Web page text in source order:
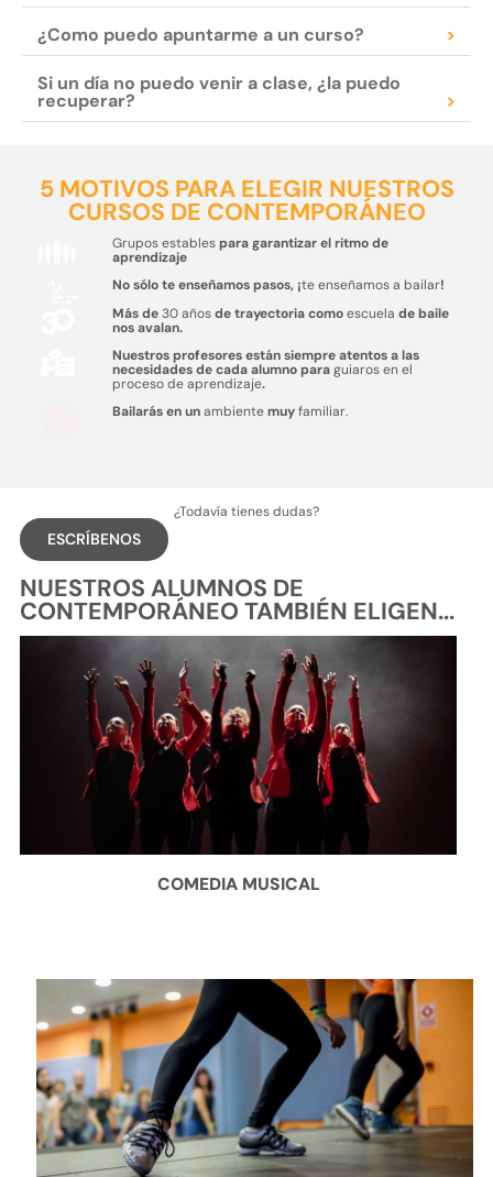
¿Como puedo apuntarme a un curso? >
Si un día no puedo venir a clase, ¿la puedo
recuperar? >
5 MOTIVOS PARA ELEGIR NUESTROS
CURSOS DE CONTEMPORÁNEO
Grupos establespara garantizar el ritmo de
aprendizaje
No sólo te enseñamos pasos, ¡te enseñamos a bailar!
Más de30 añosde trayectoria comoescuela de baile
nos avalan.
Nuestros profesores están siempre atentos a las
necesidades de cada alumno paraguiaros en el
proceso de aprendizaje.
Bailarás en unambientemuyfamiliar.
¿Todavía tienes dudas?
ESCRÍBENOS
NUESTROS ALUMNOS DE
CONTEMPORÁNEO TAMBIÉN ELIGEN...
COMEDIA MUSICAL